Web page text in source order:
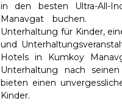
in den besten Ultra-All-
Manavgat buchen.
Unterhaltung für Kinder,
und
Hotels in Kumkoy
Unterhaltung nach
bieten einen
Kinder.